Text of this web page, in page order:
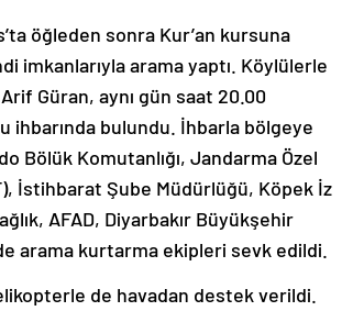
öğleden sonra Kur’an kursuna
imkanlarıyla arama yaptı. Köylülerle
Güran, aynı gün saat 20.00
ihbarında bulundu. İhbarla bölgeye
Bölük Komutanlığı, Jandarma Özel
İstihbarat Şube Müdürlüğü, Köpek İz
AFAD, Diyarbakır Büyükşehir
arama kurtarma ekipleri sevk edildi.
de havadan destek verildi.